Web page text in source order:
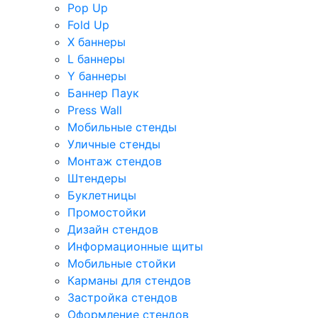
Pop Up
Fold Up
Х баннеры
L баннеры
Y баннеры
Баннер Паук
Press Wall
Мобильные стенды
Уличные стенды
Монтаж стендов
Штендеры
Буклетницы
Промостойки
Дизайн стендов
Информационные щиты
Мобильные стойки
Карманы для стендов
Застройка стендов
Оформление стендов